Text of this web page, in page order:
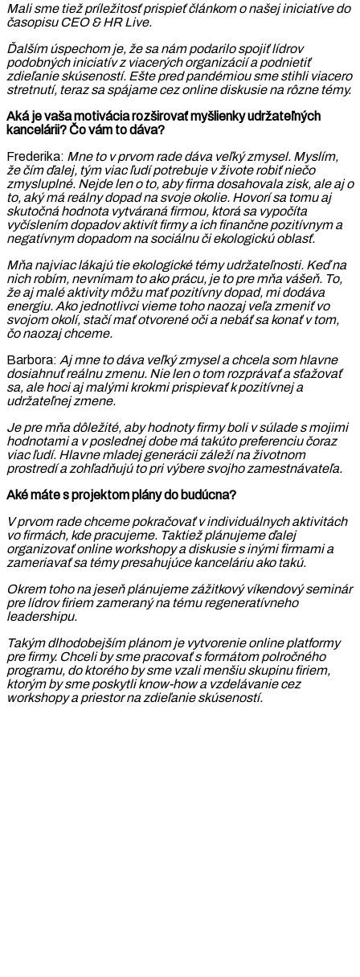
Mali sme tiež príležitosť prispieť článkom o našej iniciatíve do
časopisu CEO & HR Live.
Ďalším úspechom je, že sa nám podarilo spojiť lídrov
podobných iniciatív z viacerých organizácií a podnietiť
zdieľanie skúseností. Ešte pred pandémiou sme stihli viacero
stretnutí, teraz sa spájame cez online diskusie na rôzne témy.
Aká je vaša motivácia rozširovať myšlienky udržateľných
kancelárii? Čo vám to dáva?
Frederika: Mne to v prvom rade dáva veľký zmysel. Myslím,
že čím ďalej, tým viac ľudí potrebuje v živote robiť niečo
zmysluplné. Nejde len o to, aby firma dosahovala zisk, ale aj o
to, aký má reálny dopad na svoje okolie. Hovorí sa tomu aj
skutočná hodnota vytváraná firmou, ktorá sa vypočíta
vyčíslením dopadov aktivít firmy a ich finančne pozitívnym a
negatívnym dopadom na sociálnu či ekologickú oblasť.
Mňa najviac lákajú tie ekologické témy udržateľnosti. Keď na
nich robím, nevnímam to ako prácu, je to pre mňa vášeň. To,
že aj malé aktivity môžu mať pozitívny dopad, mi dodáva
energiu. Ako jednotlivci vieme toho naozaj veľa zmeniť vo
svojom okolí, stačí mať otvorené oči a nebáť sa konať v tom,
čo naozaj chceme.
Barbora: Aj mne to dáva veľký zmysel a chcela som hlavne
dosiahnuť reálnu zmenu. Nie len o tom rozprávať a sťažovať
sa, ale hoci aj malými krokmi prispievať k pozitívnej a
udržateľnej zmene.
Je pre mňa dôležité, aby hodnoty firmy boli v súlade s mojimi
hodnotami a v poslednej dobe má takúto preferenciu čoraz
viac ľudí. Hlavne mladej generácii záleží na životnom
prostredí a zohľadňujú to pri výbere svojho zamestnávateľa.
Aké máte s projektom plány do budúcna?
V prvom rade chceme pokračovať v individuálnych aktivitách
vo firmách, kde pracujeme. Taktiež plánujeme ďalej
organizovať online workshopy a diskusie s inými firmami a
zameriavať sa témy presahujúce kanceláriu ako takú.
Okrem toho na jeseň plánujeme zážitkový víkendový seminár
pre lídrov firiem zameraný na tému regeneratívneho
leadershipu.
Takým dlhodobejším plánom je vytvorenie online platformy
pre firmy. Chceli by sme pracovať s formátom polročného
programu, do ktorého by sme vzali menšiu skupinu firiem,
ktorým by sme poskytli know-how a vzdelávanie cez
workshopy a priestor na zdieľanie skúseností.